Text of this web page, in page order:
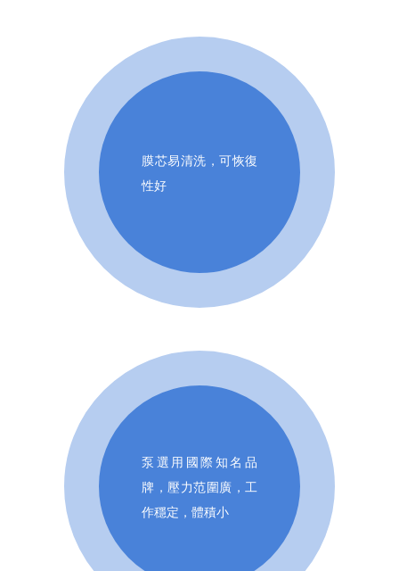
膜芯易清洗，可恢復
性好
泵選用國際知名品
牌，壓力范圍廣，工
作穩定，體積小